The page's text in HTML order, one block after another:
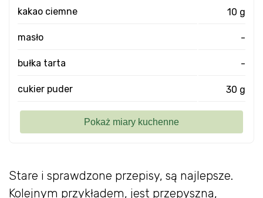
Stare i sprawdzone przepisy, są najlepsze.
Kolejnym przykładem, jest przepyszna,
kakao ciemne 10 g
masło -
bułka tarta -
cukier puder 30 g